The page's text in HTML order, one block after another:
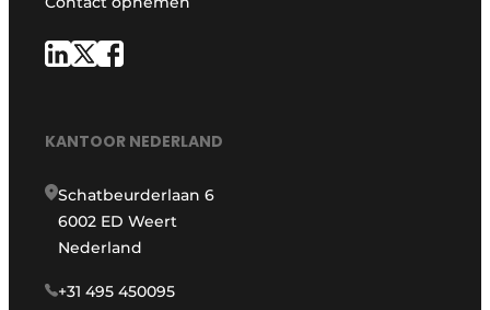
KANTOOR NEDERLAND
Schatbeurderlaan 6
6002 ED Weert
Nederland
+31 495 450095